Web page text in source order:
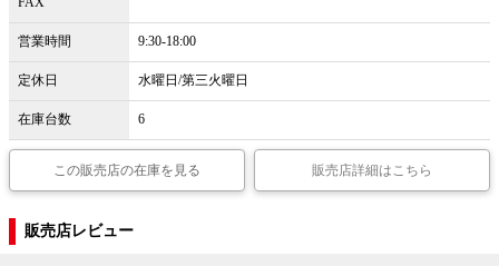
営業時間 9:30-18:00
定休日 水曜日/第三火曜日
在庫台数 6
この販売店の在庫を見る 販売店詳細はこちら
販売店レビュー